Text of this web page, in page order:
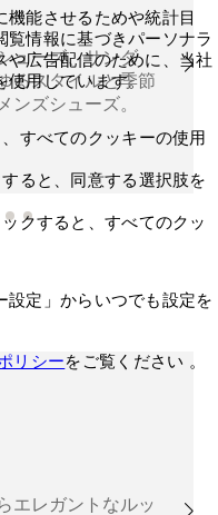
ューズ、サンダ
るスタイルと季節
ンズシューズ。
エレガントなルッ
能させるためや統計目
情報に基づきパーソナラ
や広告配信のために、当社
使用しています。
すべてのクッキーの使用
ると、同意する選択肢を
クすると、すべてのクッ
設定」からいつでも設定を
リシーをご覧ください 。